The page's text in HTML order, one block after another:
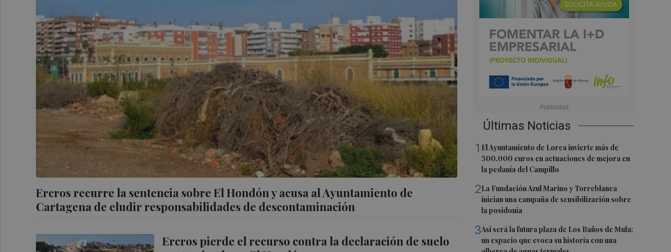
Ercros recurre la sentencia sobre El Hondón y acusa al Ayuntamiento de
Cartagena de eludir responsabilidades de descontaminación
Ercros pierde el recurso contra la declaración de suelo
Últimas Noticias
1 El Ayuntamiento de Lorca invierte más de
300.000 euros en actuaciones de mejora en
la pedanía del Campillo
2La Fundación Azul Marino y Torreblanca
inician una campaña de sensibilización sobre
la posidonia
3Así será la futura plaza de Los Baños de Mula:
un espacio que evoca su historia con una